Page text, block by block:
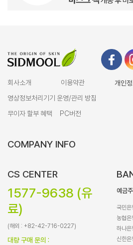
회사소개 이용약관 개인
영상정보처리기기 운영/관리 방침
무이자 할부 혜택
PC버전
COMPANY INFO
CS CENTER
1577-9638 (유
료)
(해외 : +82-42-716-0227)
대량 구매 문의 :
예금
국민
농협
하나
신한